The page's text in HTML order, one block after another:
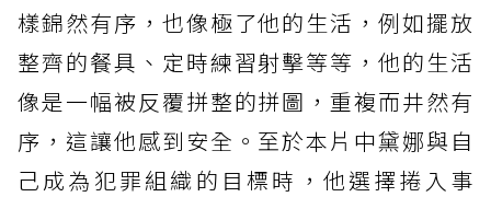
樣錦然有序，也像極了他的生活，例如擺放
整齊的餐具、定時練習射擊等等，他的生活
像是一幅被反覆拼整的拼圖，重複而井然有
序，這讓他感到安全。至於本片中黛娜與自
己成為犯罪組織的目標時，他選擇捲入事